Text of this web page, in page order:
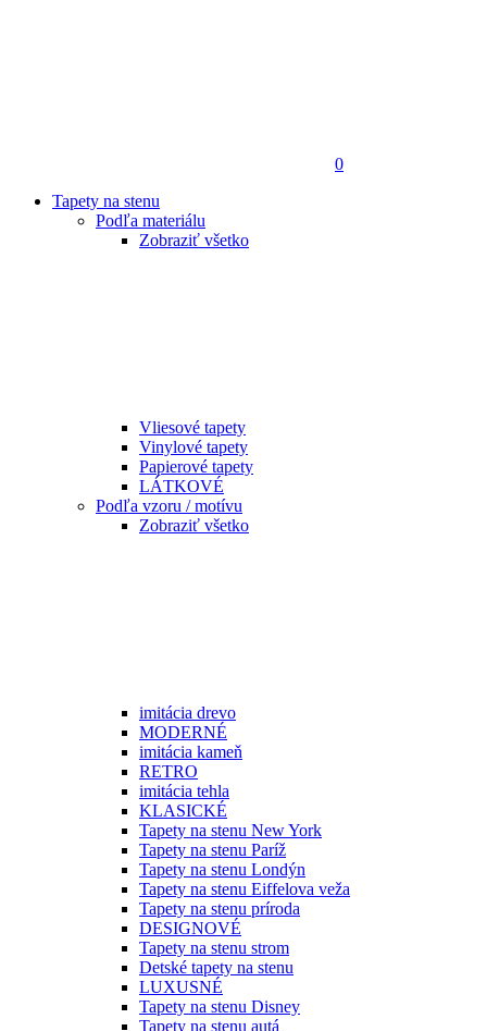
0
Tapety na stenu
Podľa materiálu
Zobraziť všetko
Vliesové tapety
Vinylové tapety
Papierové tapety
LÁTKOVÉ
Podľa vzoru / motívu
Zobraziť všetko
imitácia drevo
MODERNÉ
imitácia kameň
RETRO
imitácia tehla
KLASICKÉ
Tapety na stenu New York
Tapety na stenu Paríž
Tapety na stenu Londýn
Tapety na stenu Eiffelova veža
Tapety na stenu príroda
DESIGNOVÉ
Tapety na stenu strom
Detské tapety na stenu
LUXUSNÉ
Tapety na stenu Disney
Tapety na stenu autá